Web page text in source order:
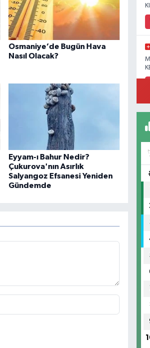
Osmaniye’de Bugün Hava
Nasıl Olacak?
Eyyam-ı Bahur Nedir?
Çukurova'nın Asırlık
Salyangoz Efsanesi Yeniden
Gündemde